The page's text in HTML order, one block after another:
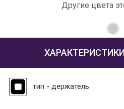
Другие цвета
ХАРАКТЕРИСТИКИ
тип - держатель